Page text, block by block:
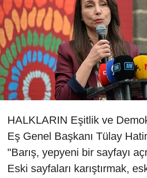
HALKLARIN Eşitlik ve
Eş Genel Başkanı Tülay
"Barış, yepyeni bir sayfayı
Eski sayfaları karıştırmak,